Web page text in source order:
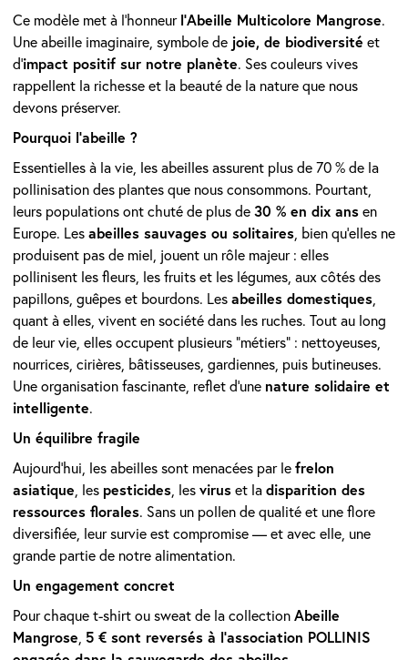
Ce modèle met à l’honneur l’Abeille Multicolore Mangrose.
Une abeille imaginaire, symbole de joie, de biodiversité et
d’impact positif sur notre planète. Ses couleurs vives
rappellent la richesse et la beauté de la nature que nous
devons préserver.
Pourquoi l’abeille ?
Essentielles à la vie, les abeilles assurent plus de 70 % de la
pollinisation des plantes que nous consommons. Pourtant,
leurs populations ont chuté de plus de 30 % en dix ans en
Europe. Les abeilles sauvages ou solitaires, bien qu’elles ne
produisent pas de miel, jouent un rôle majeur : elles
pollinisent les fleurs, les fruits et les légumes, aux côtés des
papillons, guêpes et bourdons. Les abeilles domestiques,
quant à elles, vivent en société dans les ruches. Tout au long
de leur vie, elles occupent plusieurs “métiers” : nettoyeuses,
nourrices, cirières, bâtisseuses, gardiennes, puis butineuses.
Une organisation fascinante, reflet d’une nature solidaire et
intelligente.
Un équilibre fragile
Aujourd’hui, les abeilles sont menacées par le frelon
asiatique, les pesticides, les virus et la disparition des
ressources florales. Sans un pollen de qualité et une flore
diversifiée, leur survie est compromise — et avec elle, une
grande partie de notre alimentation.
Un engagement concret
Pour chaque t-shirt ou sweat de la collection Abeille
Mangrose, 5 € sont reversés à l’association POLLINIS